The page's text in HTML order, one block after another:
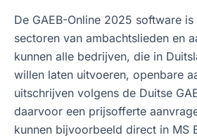
De GAEB-Online 2025 software
sectoren van ambachtslieden en
kunnen alle bedrijven, die in
willen laten uitvoeren, openbare
uitschrijven volgens de Duitse
daarvoor een prijsofferte
kunnen bijvoorbeeld direct in MS